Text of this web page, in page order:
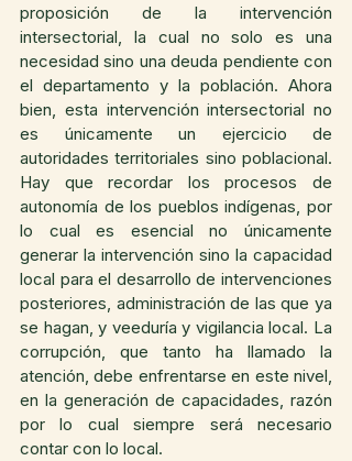
proposición de la intervención
intersectorial, la cual no solo es una
necesidad sino una deuda pendiente con
el departamento y la población. Ahora
bien, esta intervención intersectorial no
es únicamente un ejercicio de
autoridades territoriales sino poblacional.
Hay que recordar los procesos de
autonomía de los pueblos indígenas, por
lo cual es esencial no únicamente
generar la intervención sino la capacidad
local para el desarrollo de intervenciones
posteriores, administración de las que ya
se hagan, y veeduría y vigilancia local. La
corrupción, que tanto ha llamado la
atención, debe enfrentarse en este nivel,
en la generación de capacidades, razón
por lo cual siempre será necesario
contar con lo local.